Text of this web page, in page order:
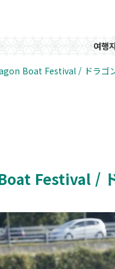
여행지
Boat Festival / ドラゴ
Festival /